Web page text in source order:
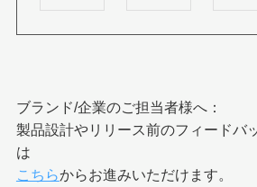
ブランド/企業のご担当者様へ：
製品設計やリリース前のフィードバ
は
こちらからお進みいただけます。